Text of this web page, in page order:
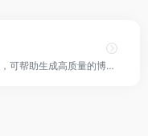
LogicBalls是一款人工智能写作助手，可帮助生成高质量的博客文章、广告、社交媒体帖子、话题标签、SEO关键词、网站描述等。